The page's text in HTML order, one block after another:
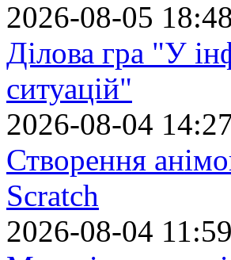
2026-08-05 18:48
Ділова гра "У
ситуацій"
2026-08-04
Створення
Scratch
2026-08-04 11:59